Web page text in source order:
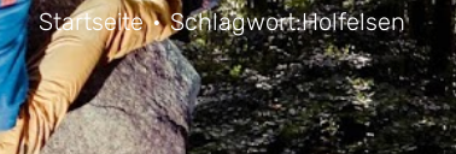
Startseite Schlagwort:Holfelsen